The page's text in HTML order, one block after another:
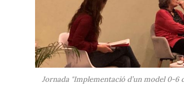
Jornada "Implementació d’un model 0-6